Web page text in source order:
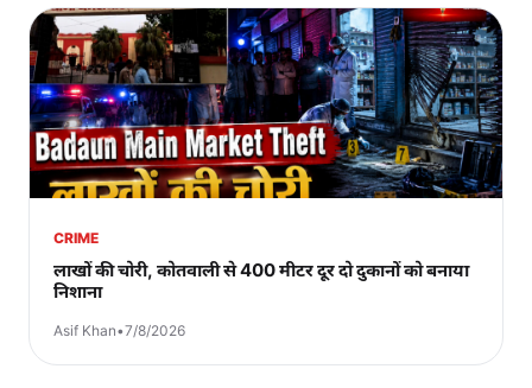
CRIME
लाखों की चोरी, कोतवाली से 400 मीटर दूर दो दुकानों को बनाया
निशाना
Asif Khan•7/8/2026